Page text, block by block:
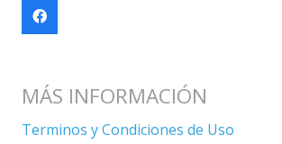
MÁS INFORMACIÓN
Terminos y Condiciones de Uso